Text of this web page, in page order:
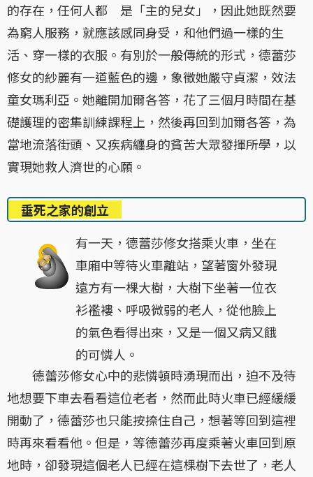
的存在，任何人都 是「主的兒女」，因此她既然要
為窮人服務，就應該感同身受，和他們過一樣的生
活、穿一樣的衣服。有別於一般傳統的形式，德蕾莎
修女的紗麗有一道藍色的邊，象徵她嚴守貞潔，效法
童女瑪利亞。她離開加爾各答，花了三個月時間在基
礎護理的密集訓練課程上，然後再回到加爾各答，為
當地流落街頭、又疾病纏身的貧苦大眾發揮所學，以
實現她救人濟世的心願。
垂死之家的創立
有一天，德蕾莎修女搭乘火車，坐在
車廂中等待火車離站，望著窗外發現
遠方有一棵大樹，大樹下坐著一位衣
衫襤褸、呼吸微弱的老人，從他臉上
的氣色看得出來，又是一個又病又餓
的可憐人。
德蕾莎修女心中的悲憐頓時湧現而出，迫不及待
地想要下車去看看這位老者，然而此時火車已經緩緩
開動了，德蕾莎也只能按捺住自己，想著等回到這裡
時再來看看他。但是，等德蕾莎再度乘著火車回到原
地時，卻發現這個老人已經在這棵樹下去世了，老人